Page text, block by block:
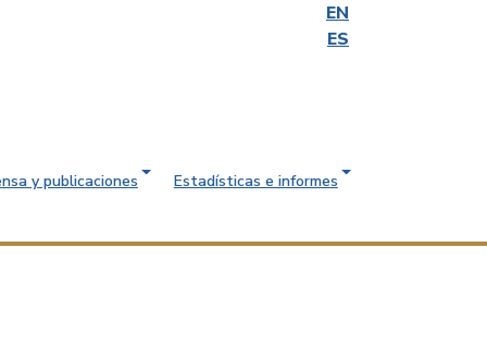
EN
ES
y publicaciones Estadísticas e informes